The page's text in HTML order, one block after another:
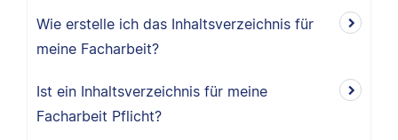
Wie erstelle ich das Inhaltsverzeichnis für
meine Facharbeit?
Ist ein Inhaltsverzeichnis für meine
Facharbeit Pflicht?